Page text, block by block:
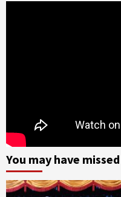
You may have missed